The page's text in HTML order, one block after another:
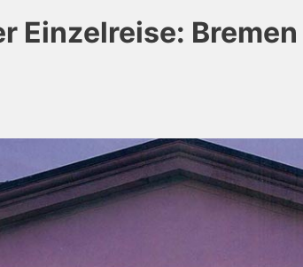
Einzelreise: